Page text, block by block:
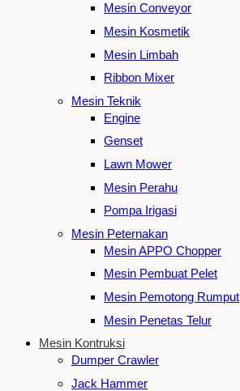
Mesin Conveyor
Mesin Kosmetik
Mesin Limbah
Ribbon Mixer
Mesin Teknik
Engine
Genset
Lawn Mower
Mesin Perahu
Pompa Irigasi
Mesin Peternakan
Mesin APPO Chopper
Mesin Pembuat Pelet
Mesin Pemotong Rumput
Mesin Penetas Telur
Mesin Kontruksi
Dumper Crawler
Jack Hammer